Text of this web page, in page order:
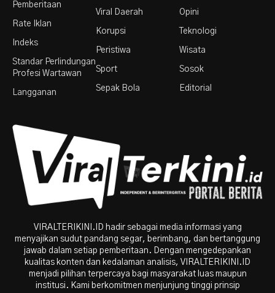
Pemberitaan
Rate Iklan
Indeks
Standar Perlindungan
Profesi Wartawan
Langganan
Viral Daerah
Korupsi
Peristiwa
Sport
Sepak Bola
Opini
Teknologi
Wisata
Sosok
Editorial
VIRALTERIKINI.ID hadir sebagai media informasi yang
menyajikan sudut pandang segar, berimbang, dan bertanggung
jawab dalam setiap pemberitaan. Dengan mengedepankan
kualitas konten dan kedalaman analisis, VIRALTERIKINI.ID
menjadi pilihan terpercaya bagi masyarakat luas maupun
institusi. Kami berkomitmen menjunjung tinggi prinsip